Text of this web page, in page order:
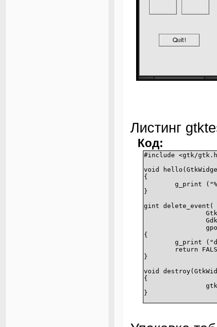
Листинг
Код:
#include <gtk/
void
{
g_print
}
gint delete_event(
{
g_print
return
}
void
{
}
GtkWidget